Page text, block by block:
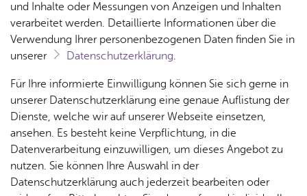
Über­sicht Bür­ger & Stadt
Rat­
haus &
Bür­
ger­
ser­vice
Rat­
häu­ser
Nach­
rich­
ten,
Vi­de­os
& Bil­
der
Me­di­
Jobs
Stel­
len­an­
ge­bo­te
Aus­bil­
dung &
Stu­di­
Bauen
& Um­
welt
Geo­
da­ten
Ge­
sund­
heit &
kum
Vor­le­sen
Kul­tur­bü­ro – Spiel­plan
Unser Spielzeitheft mit allen Veranstaltungen
liegt zum Download für Sie bereit:
Spielzeitheft 2026/2027 .
Alle Veranstaltungen in Friedrichshafen finden Sie
unter
kalender.friedrichshafen.de
und Inhalte oder Messungen von Anzeigen und Inhalten
verarbeitet werden. Detaillierte Informationen über die
Verwendung Ihrer personenbezogenen Daten finden Sie in
unserer
Datenschutzerklärung.
Für Ihre informierte Einwilligung können Sie sich gerne in
unserer Datenschutzerklärung eine genaue Auflistung der
Dienste, welche wir auf unserer Webseite einsetzen,
ansehen. Es besteht keine Verpflichtung, in die
Datenverarbeitung einzuwilligen, um dieses Angebot zu
nutzen. Sie können Ihre Auswahl in der
Datenschutzerklärung auch jederzeit bearbeiten oder